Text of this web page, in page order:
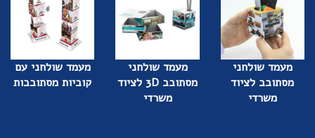
מעמד שולחני
מסתובב לציוד
משרדי
מעמד שולחני
מסתובב 3D לציוד
משרדי
מעמד שולחני עם
קוביות מסתובבות